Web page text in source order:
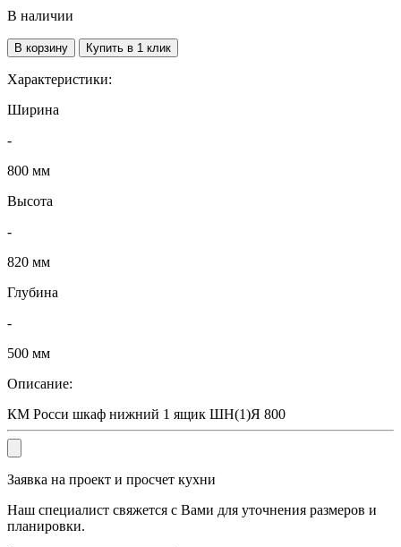
В наличии
В корзину Купить в 1 клик
Характеристики:
Ширина
-
800 мм
Высота
-
820 мм
Глубина
-
500 мм
Описание:
КМ Росси шкаф нижний 1 ящик ШН(1)Я 800
Заявка на проект и просчет кухни
Наш специалист свяжется с Вами для уточнения размеров и
планировки.